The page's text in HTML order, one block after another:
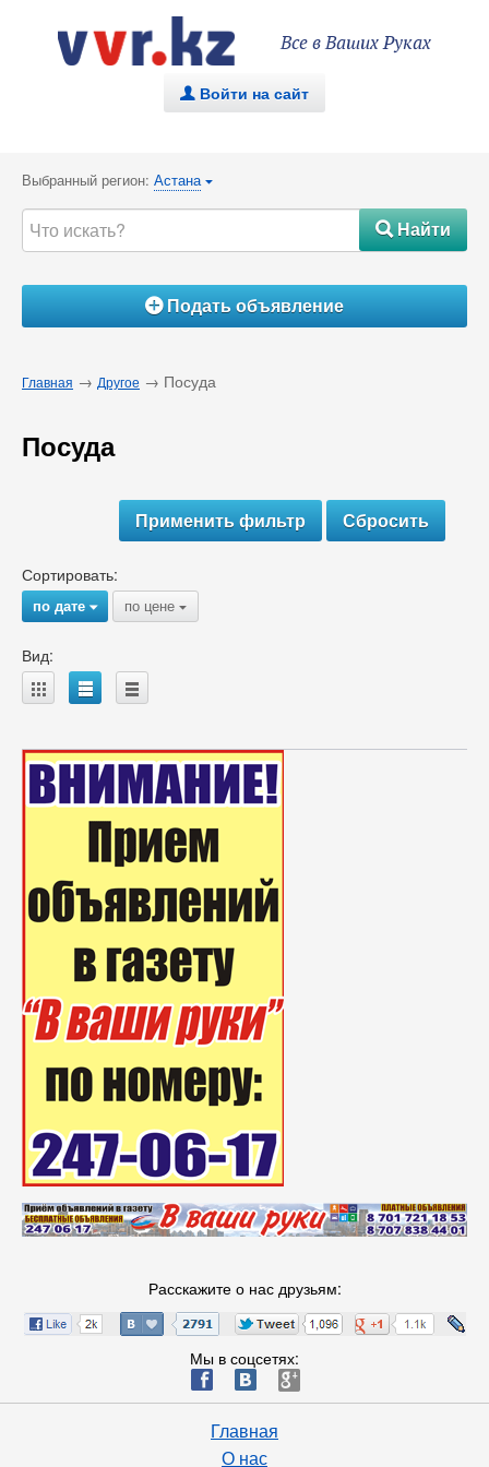
Все в Ваших Руках
. Войти на сайт
Выбранный регион: Астана {
#Найти
ÁПодать объявление
Главная → Другое → Посуда
Посуда
Сортировать:
по дате{ по цене {
Вид:
A B C
Расскажите о нас друзьям:
Мы в соцсетях:
ä æ è
Главная
О нас